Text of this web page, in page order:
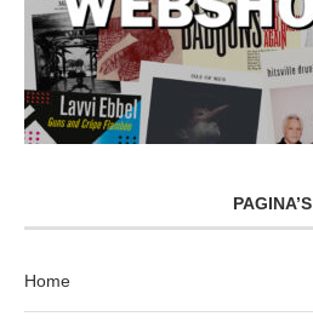
PAGINA’S
Home